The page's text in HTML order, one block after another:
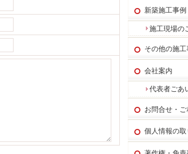
新築施工事例
施工現場の
その他の施工
会社案内
代表者ごあ
お問合せ・ご
個人情報の